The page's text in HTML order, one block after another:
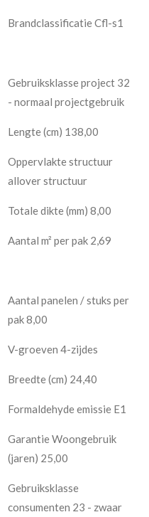
Brandclassificatie Cfl-s1
Gebruiksklasse project 32
- normaal projectgebruik
Lengte (cm) 138,00
Oppervlakte structuur
allover structuur
Totale dikte (mm) 8,00
Aantal m² per pak 2,69
Aantal panelen / stuks per
pak 8,00
V-groeven 4-zijdes
Breedte (cm) 24,40
Formaldehyde emissie E1
Garantie Woongebruik
(jaren) 25,00
Gebruiksklasse
consumenten 23 - zwaar